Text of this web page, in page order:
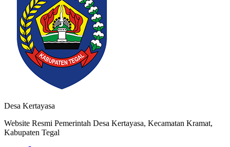
Pendaftaran Kartu Prakerja Gratis oleh Tim Kita Kompeten di Desa
Kertayasa 24 Juni 2022
Desa Kertayasa
Website Resmi Pemerintah Desa Kertayasa, Kecamatan Kramat,
Kabupaten Tegal